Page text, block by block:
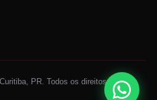
PR. Todos os direitos